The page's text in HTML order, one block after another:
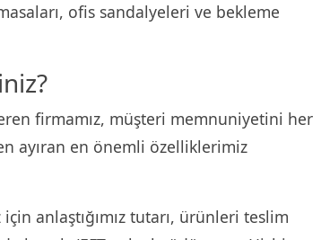
ofis sandalyeleri ve bekleme
firmamız, müşteri memnuniyetini her
ayıran en önemli özelliklerimiz
için anlaştığımız tutarı, ürünleri teslim